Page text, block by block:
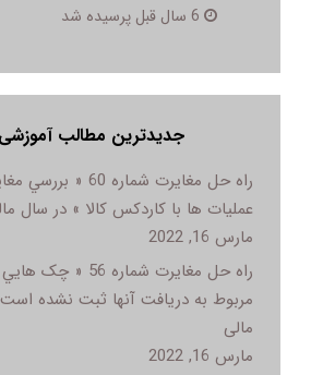
جدیدترین مطالب آموزشی
راه حل مغایرت شماره 60 «
عمليات ها با کاردکس کالا » در سال
مارس 16, 2022
راه حل مغایرت شماره
مربوط به دريافت آنها ثبت نشده
مالی
مارس 16, 2022